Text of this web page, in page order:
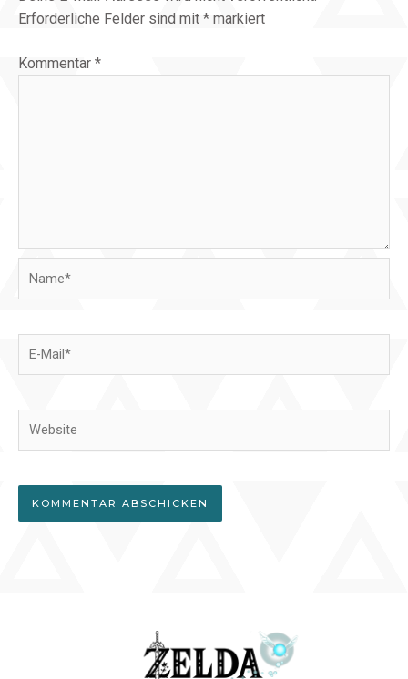
Erforderliche Felder sind mit * markiert
Kommentar *
Name*
E-
Website